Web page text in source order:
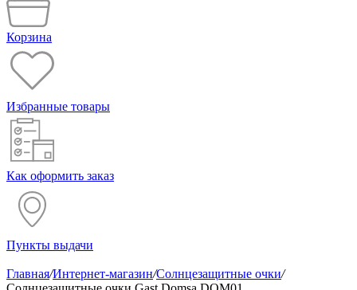
Корзина
Избранные товары
Как оформить заказ
Пункты выдачи
Главная/Интернет-магазин/Солнцезащитные очки/